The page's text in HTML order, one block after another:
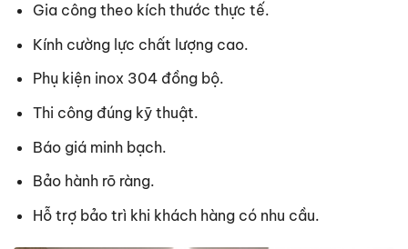
Gia công theo kích thước thực tế.
Kính cường lực chất lượng cao.
Phụ kiện inox 304 đồng bộ.
Thi công đúng kỹ thuật.
Báo giá minh bạch.
Bảo hành rõ ràng.
Hỗ trợ bảo trì khi khách hàng có nhu cầu.